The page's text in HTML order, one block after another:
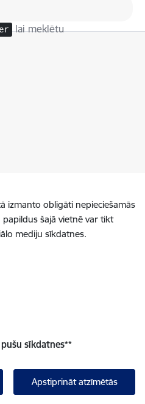
lai meklētu
izmanto obligāti nepieciešamās
šajā vietnē var tikt
mediju sīkdatnes.
sīkdatnes**
Apstiprināt atzīmētās